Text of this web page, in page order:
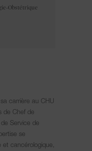
Obstétrique
carrière au CHU
de Chef de
Service de
se
et cancérologique,